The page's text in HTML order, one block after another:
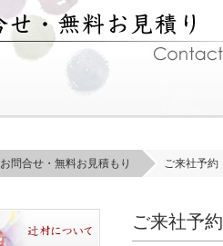
お問合せ・無料お見積もり ご来社予約
ご来社予約